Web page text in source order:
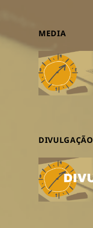
MEDIA
DIVULGAÇÃO